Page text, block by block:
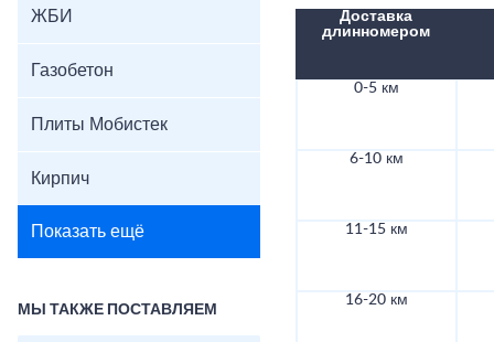
ЖБИ
Газобетон
Плиты Мобистек
Кирпич
Показать ещё
МЫ ТАКЖЕ ПОСТАВЛЯЕМ
Доставка
длинномером
0-5 км
6-10 км
11-15 км
16-20 км